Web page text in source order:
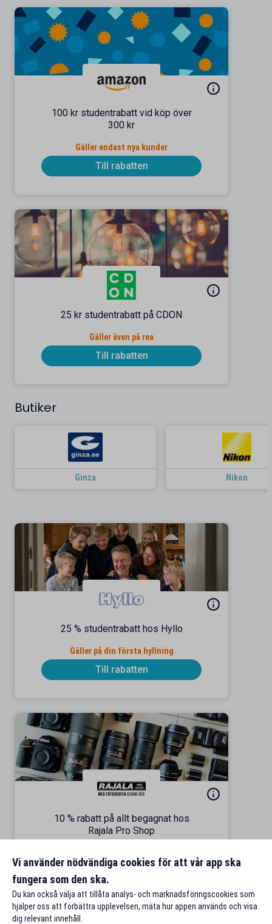
100 kr studentrabatt vid köp över
300 kr
Gäller endast nya kunder
Till rabatten
25 kr studentrabatt på CDON
Gäller även på rea
Till rabatten
Butiker
Ginza Nikon
25 % studentrabatt hos Hyllo
Gäller på din första hyllning
Till rabatten
10 % rabatt på allt begagnat hos
Rajala Pro Shop
Till rabatten
Vi använder nödvändiga cookies för att vår app ska
fungera som den ska.
Du kan också välja att tillåta analys- och marknadsföringscookies som
hjälper oss att förbättra upplevelsen, mäta hur appen används och visa
dig relevant innehåll.